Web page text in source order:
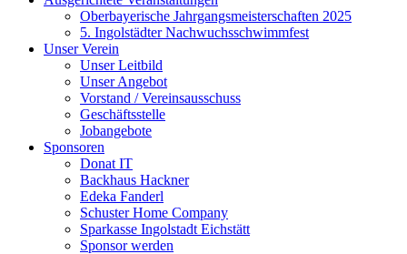
Oberbayerische Jahrgangsmeisterschaften 2025
5. Ingolstädter Nachwuchsschwimmfest
Unser Verein
Unser Leitbild
Unser Angebot
Vorstand / Vereinsausschuss
Geschäftsstelle
Jobangebote
Sponsoren
Donat IT
Backhaus Hackner
Edeka Fanderl
Schuster Home Company
Sparkasse Ingolstadt Eichstätt
Sponsor werden